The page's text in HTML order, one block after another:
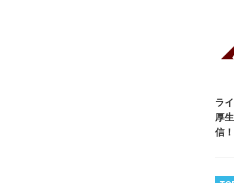
ラ
厚
信！